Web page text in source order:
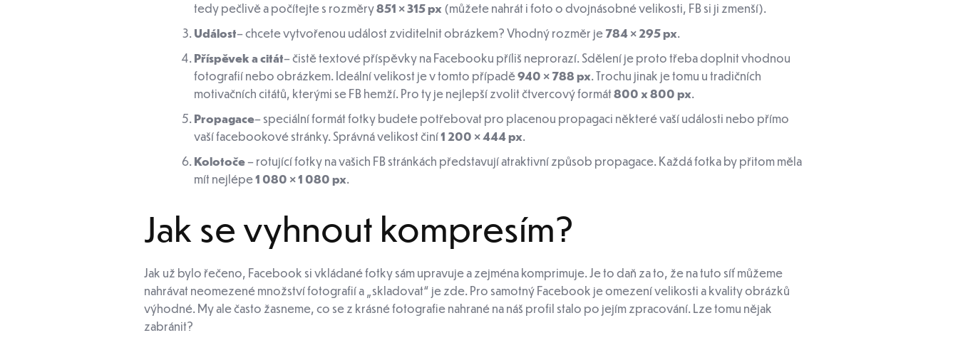
tedy pečlivě a počítejte s rozměry851 × 315 px(můžete nahrát i foto o dvojnásobné velikosti, FB si ji zmenší).
Událost– chcete vytvořenou událost zviditelnit obrázkem? Vhodný rozměr je784 × 295 px.
Příspěvek a citát– čistě textové příspěvky na Facebooku příliš neprorazí. Sdělení je proto třeba doplnit vhodnou
fotografií nebo obrázkem. Ideální velikost je v tomto případě940 × 788 px. Trochu jinak je tomu u tradičních
motivačních citátů, kterými se FB hemží. Pro ty je nejlepší zvolit čtvercový formát800 x 800 px.
Propagace– speciální formát fotky budete potřebovat pro placenou propagaci některé vaší události nebo přímo
vaší facebookové stránky. Správná velikost činí1 200 × 444 px.
Kolotoče– rotující fotky na vašich FB stránkách představují atraktivní způsob propagace. Každá fotka by přitom měla
mít nejlépe1 080 × 1 080 px.
Jak se vyhnout kompresím?
Jak už bylo řečeno, Facebook si vkládané fotky sám upravuje a zejména komprimuje. Je to daň za to, že na tuto síť můžeme
nahrávat neomezené množství fotografií a „skladovat“ je zde. Pro samotný Facebook je omezení velikosti a kvality obrázků
výhodné. My ale často žasneme, co se z krásné fotografie nahrané na náš profil stalo po jejím zpracování. Lze tomu nějak
zabránit?